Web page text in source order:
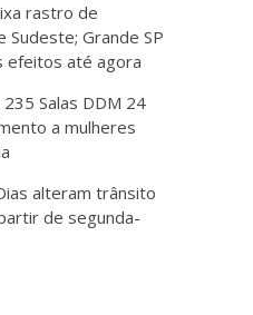
rastro de
Sudeste; Grande SP
efeitos até agora
235 Salas DDM 24
a mulheres
alteram trânsito
de segunda-